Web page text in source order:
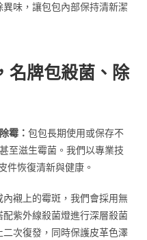
味，讓包包內部保持清新潔
名牌包殺菌、除
霉：包包長期使用或保存不
至滋生霉菌。我們以專業技
件恢復清新與健康。
內襯上的霉斑，我們會採用無
紫外線殺菌燈進行深層殺菌
次復發，同時保護皮革色澤